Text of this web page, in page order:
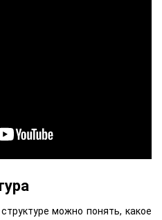
можно понять, какое